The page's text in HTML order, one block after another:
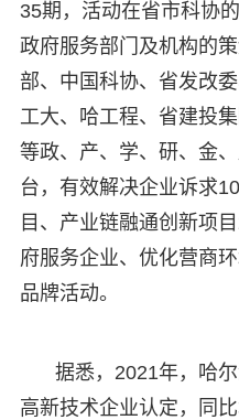
35期，活动在省市科协
政府服务部门及机构的
部、中国科协、省发改
工大、哈工程、省建投
等政、产、学、研、金
台，有效解决企业诉求
目、产业链融通创新项
府服务企业、优化营商
品牌活动。
据悉，2021年，哈
高新技术企业认定，同